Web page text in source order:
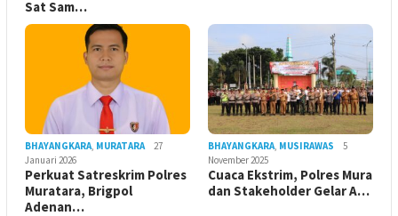
Sat Sam…
BHAYANGKARA MURATARA
27
Januari 2026
Perkuat Satreskrim Polres
Muratara, Brigpol
Adenan…
BHAYANGKARA MUSIRAWAS
5
November 2025
Cuaca Ekstrim, Polres Mura
dan Stakeholder Gelar A…